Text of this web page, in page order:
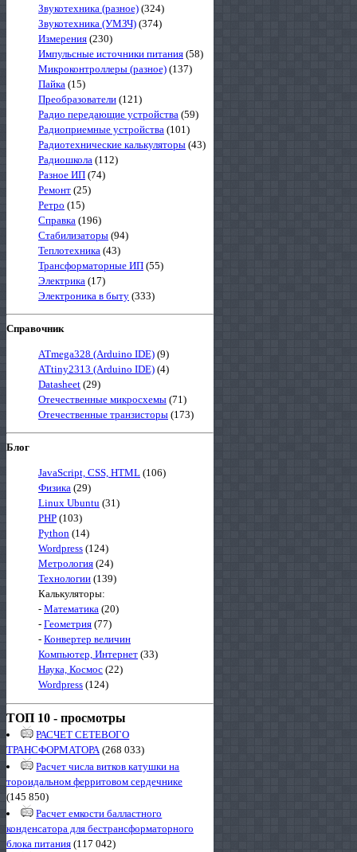
Звукотехника (разное) (324)
Звукотехника (УМЗЧ) (374)
Измерения (230)
Импульсные источники питания (58)
Микроконтроллеры (разное) (137)
Пайка (15)
Преобразователи (121)
Радио передающие устройства (59)
Радиоприемные устройства (101)
Радиотехнические калькуляторы (43)
Радиошкола (112)
Разное ИП (74)
Ремонт (25)
Ретро (15)
Справка (196)
Стабилизаторы (94)
Теплотехника (43)
Трансформаторные ИП (55)
Электрика (17)
Электроника в быту (333)
Справочник
ATmega328 (Arduino IDE) (9)
ATtiny2313 (Arduino IDE) (4)
Datasheet (29)
Отечественные микросхемы (71)
Отечественные транзисторы (173)
Блог
JavaScript, CSS, HTML (106)
Физика (29)
Linux Ubuntu (31)
PHP (103)
Python (14)
Wordpress (124)
Метрология (24)
Технологии (139)
Калькуляторы:
- Математика (20)
- Геометрия (77)
- Конвертер величин
Компьютер, Интернет (33)
Наука, Космос (22)
Wordpress (124)
ТОП 10 - просмотры
РАСЧЕТ СЕТЕВОГО
ТРАНСФОРМАТОРА (268 033)
Расчет числа витков катушки на
тороидальном ферритовом сердечнике
(145 850)
Расчет емкости балластного
конденсатора для бестрансформаторного
блока питания (117 042)